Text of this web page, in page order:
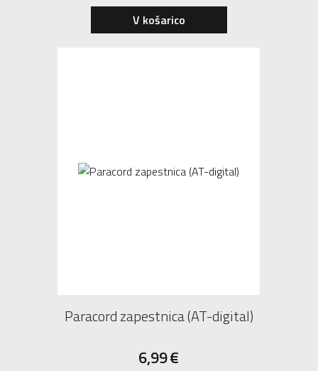
V košarico
Paracord zapestnica (AT-digital)
6,99€